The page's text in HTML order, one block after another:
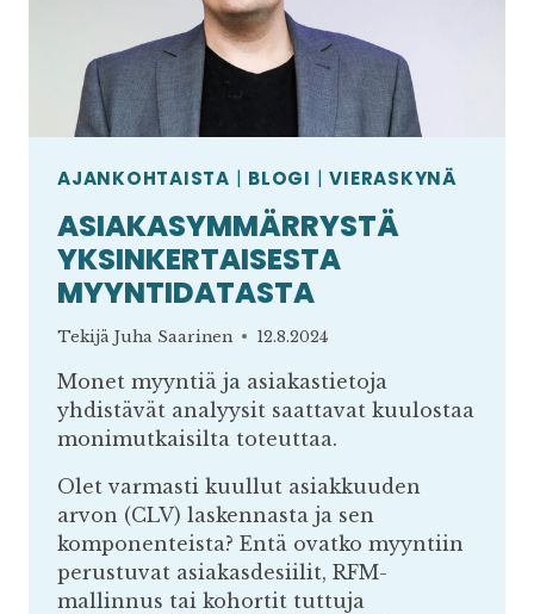
AJANKOHTAISTA | BLOGI |VIERASKYNÄ
ASIAKASYMMÄRRYSTÄ
YKSINKERTAISESTA
MYYNTIDATASTA
Tekijä Juha Saarinen 12.8.2024
Monet myyntiä ja asiakastietoja
yhdistävät analyysit saattavat kuulostaa
monimutkaisilta toteuttaa.
Olet varmasti kuullut asiakkuuden
arvon (CLV) laskennasta ja sen
komponenteista? Entä ovatko myyntiin
perustuvat asiakasdesiilit, RFM-
mallinnus tai kohortit tuttuja